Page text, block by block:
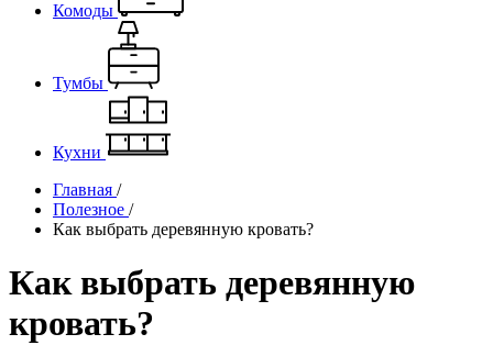
Комоды
Тумбы
Кухни
Главная /
Полезное /
Как выбрать деревянную кровать?
Как выбрать деревянную
кровать?